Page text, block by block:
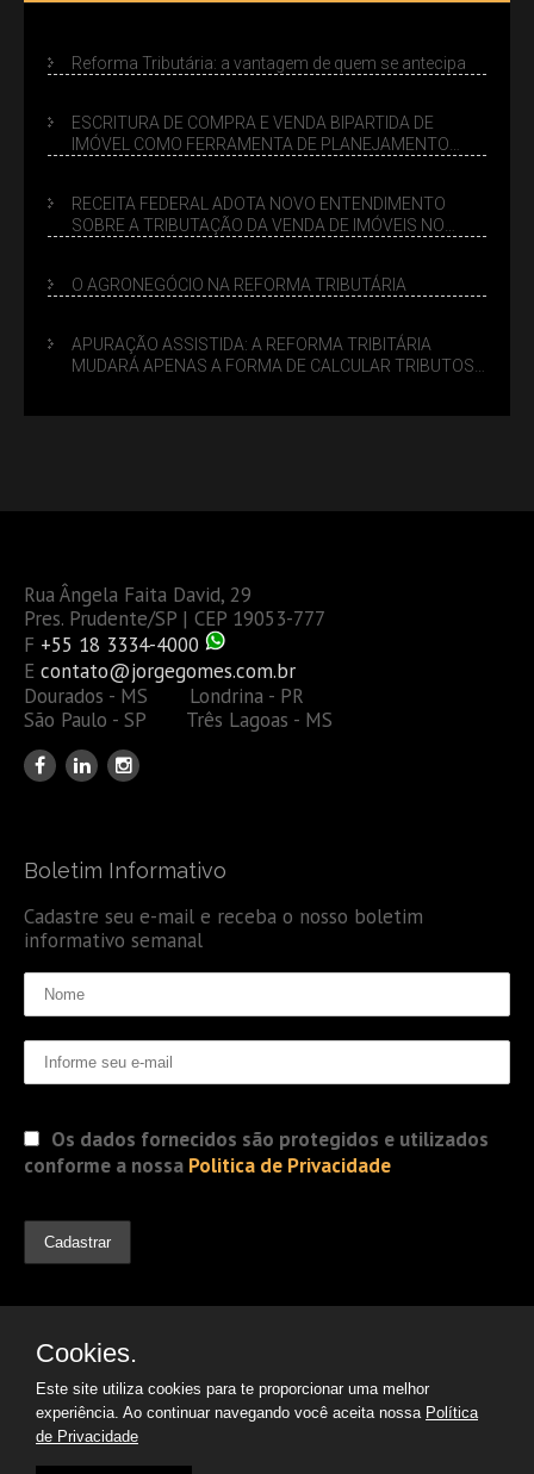
Reforma Tributária: a vantagem de quem se antecipa
ESCRITURA DE COMPRA E VENDA BIPARTIDA DE
IMÓVEL COMO FERRAMENTA DE PLANEJAMENTO
RECEITA FEDERAL ADOTA NOVO ENTENDIMENTO
SOBRE A TRIBUTAÇÃO DA VENDA DE IMÓVEIS NO
O AGRONEGÓCIO NA REFORMA TRIBUTÁRIA
APURAÇÃO ASSISTIDA: A REFORMA TRIBITÁRIA
MUDARÁ APENAS A FORMA DE CALCULAR TRIBUTOS
Rua Ângela Faita David, 29
Pres. Prudente/SP | CEP 19053-777
F +55 18 3334-4000
E contato@jorgegomes.com.br
Dourados - MS Londrina - PR
São Paulo - SP Três Lagoas - MS
Boletim Informativo
Cadastre seu e-mail e receba o nosso boletim
informativo semanal
Os dados fornecidos são protegidos e utilizados
conforme a nossa Politica de Privacidade
© 2019 Jorge Gomes
Cookies.
Este site utiliza cookies para te proporcionar uma melhor
experiência. Ao continuar navegando você aceita nossa Política
de Privacidade